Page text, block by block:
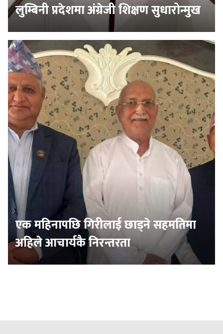
लुम्बिनी प्रदेशमा अंग्रेजी शिक्षण सुधारोन्मुख
एक महिनापछि गिरीलाई छाड्ने सहमतिमा
अहिले आचार्यकै निरन्तरता